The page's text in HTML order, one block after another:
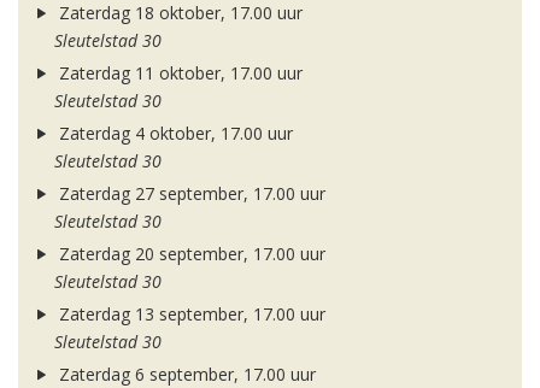
Zaterdag 18 oktober, 17.00 uur
Sleutelstad 30
Zaterdag 11 oktober, 17.00 uur
Sleutelstad 30
Zaterdag 4 oktober, 17.00 uur
Sleutelstad 30
Zaterdag 27 september, 17.00 uur
Sleutelstad 30
Zaterdag 20 september, 17.00 uur
Sleutelstad 30
Zaterdag 13 september, 17.00 uur
Sleutelstad 30
Zaterdag 6 september, 17.00 uur